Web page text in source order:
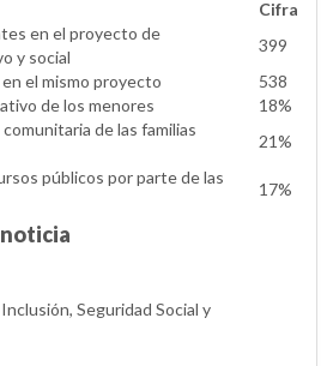
Cifra
en el proyecto de
y social
399
el mismo proyecto
538
de los menores
18%
de las familias
21%
públicos por parte de las
17%
Seguridad Social y